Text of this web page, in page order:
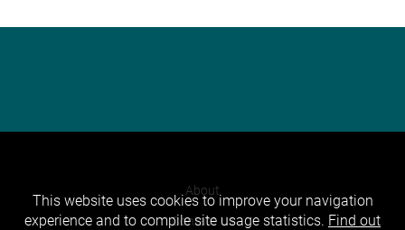
About
Contact Us
This website uses cookies to improve your navigation
experience and to compile site usage statistics. Find out